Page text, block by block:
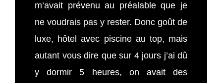
m’avait prévenu au préalable que je
ne voudrais pas y rester. Donc goût de
luxe, hôtel avec piscine au top, mais
autant vous dire que sur 4 jours j’ai dû
y dormir 5 heures, on avait des